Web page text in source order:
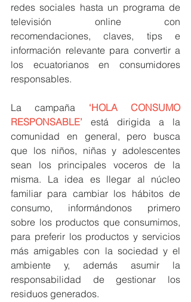
redes sociales hasta un programa de
televisión online con
recomendaciones, claves, tips e
información relevante para convertir a
los ecuatorianos en consumidores
responsables.
La campaña ‘HOLA CONSUMO
RESPONSABLE’ está dirigida a la
comunidad en general, pero busca
que los niños, niñas y adolescentes
sean los principales voceros de la
misma. La idea es llegar al núcleo
familiar para cambiar los hábitos de
consumo, informándonos primero
sobre los productos que consumimos,
para preferir los productos y servicios
más amigables con la sociedad y el
ambiente y, además asumir la
responsabilidad de gestionar los
residuos generados.